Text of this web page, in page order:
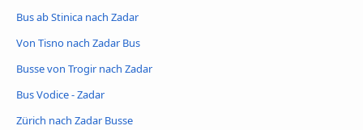
Bus ab Stinica nach Zadar
Von Tisno nach Zadar Bus
Busse von Trogir nach Zadar
Bus Vodice - Zadar
Zürich nach Zadar Busse